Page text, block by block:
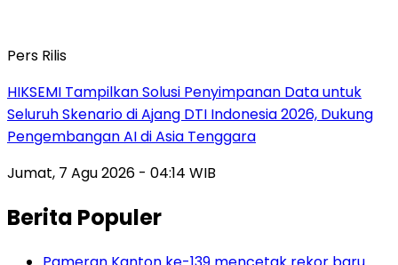
Pers Rilis
HIKSEMI Tampilkan Solusi Penyimpanan Data untuk
Seluruh Skenario di Ajang DTI Indonesia 2026, Dukung
Pengembangan AI di Asia Tenggara
Jumat, 7 Agu 2026 - 04:14 WIB
Berita Populer